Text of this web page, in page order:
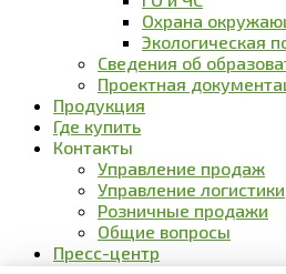
Охрана
Экологическая
Сведения об
Проектная
Продукция
Где купить
Контакты
Управление продаж
Управление логистики
Розничные продажи
Общие вопросы
Пресс-центр